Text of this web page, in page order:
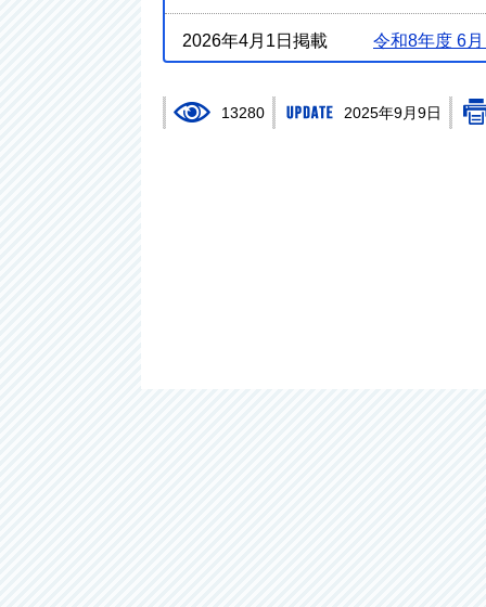
2026年4月1日掲載 令和8年度 6
2026年4月1日掲載 令和8年度高
13280 2025年9月9日